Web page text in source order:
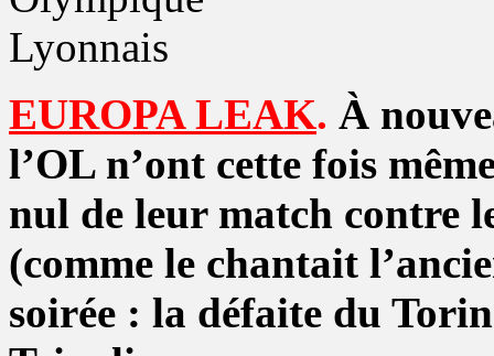
EUROPA LEAK. À
l’OL n’ont cette fois
nul de leur match contre
(comme le chantait
soirée : la défaite du